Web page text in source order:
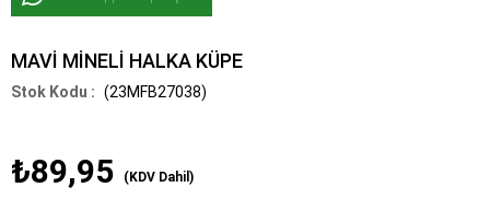
MAVİ MİNELİ HALKA KÜPE
(23MFB27038)
₺89,95 (KDV Dahil)